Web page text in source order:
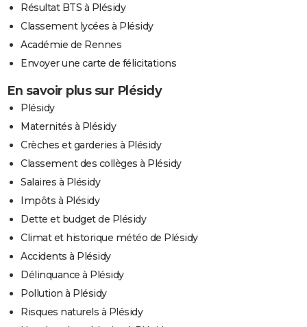
Résultat BTS à Plésidy
Classement lycées à Plésidy
Académie de Rennes
Envoyer une carte de félicitations
En savoir plus sur Plésidy
Plésidy
Maternités à Plésidy
Crèches et garderies à Plésidy
Classement des collèges à Plésidy
Salaires à Plésidy
Impôts à Plésidy
Dette et budget de Plésidy
Climat et historique météo de Plésidy
Accidents à Plésidy
Délinquance à Plésidy
Pollution à Plésidy
Risques naturels à Plésidy